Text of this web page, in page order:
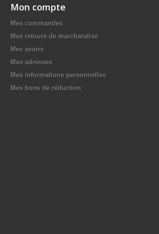
Mon compte
Mes commandes
Mes retours de marchandise
Mes avoirs
Mes adresses
Mes informations personnelles
Mes bons de réduction